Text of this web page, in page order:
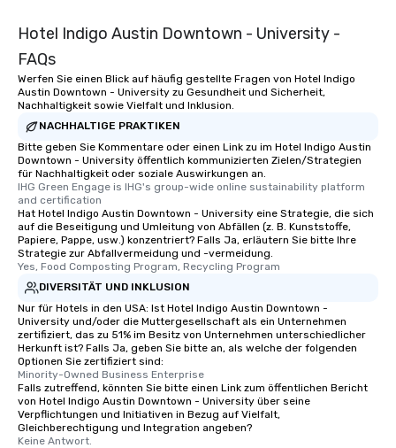
Hotel Indigo Austin Downtown - University -
FAQs
Werfen Sie einen Blick auf häufig gestellte Fragen von Hotel Indigo
Austin Downtown - University zu Gesundheit und Sicherheit,
Nachhaltigkeit sowie Vielfalt und Inklusion.
NACHHALTIGE PRAKTIKEN
Bitte geben Sie Kommentare oder einen Link zu im Hotel Indigo Austin
Downtown - University öffentlich kommunizierten Zielen/Strategien
für Nachhaltigkeit oder soziale Auswirkungen an.
IHG Green Engage is IHG's group-wide online sustainability platform
and certification
Hat Hotel Indigo Austin Downtown - University eine Strategie, die sich
auf die Beseitigung und Umleitung von Abfällen (z. B. Kunststoffe,
Papiere, Pappe, usw.) konzentriert? Falls Ja, erläutern Sie bitte Ihre
Strategie zur Abfallvermeidung und -vermeidung.
Yes, Food Composting Program, Recycling Program
DIVERSITÄT UND INKLUSION
Nur für Hotels in den USA: Ist Hotel Indigo Austin Downtown -
University und/oder die Muttergesellschaft als ein Unternehmen
zertifiziert, das zu 51% im Besitz von Unternehmen unterschiedlicher
Herkunft ist? Falls Ja, geben Sie bitte an, als welche der folgenden
Optionen Sie zertifiziert sind:
Minority-Owned Business Enterprise
Falls zutreffend, könnten Sie bitte einen Link zum öffentlichen Bericht
von Hotel Indigo Austin Downtown - University über seine
Verpflichtungen und Initiativen in Bezug auf Vielfalt,
Gleichberechtigung und Integration angeben?
Keine Antwort.